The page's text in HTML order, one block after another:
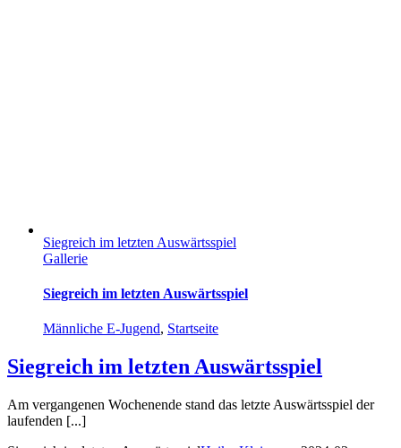
Siegreich im letzten Auswärtsspiel
Gallerie
Siegreich im letzten Auswärtsspiel
Männliche E-Jugend, Startseite
Siegreich im letzten Auswärtsspiel
Am vergangenen Wochenende stand das letzte Auswärtsspiel der
laufenden [...]